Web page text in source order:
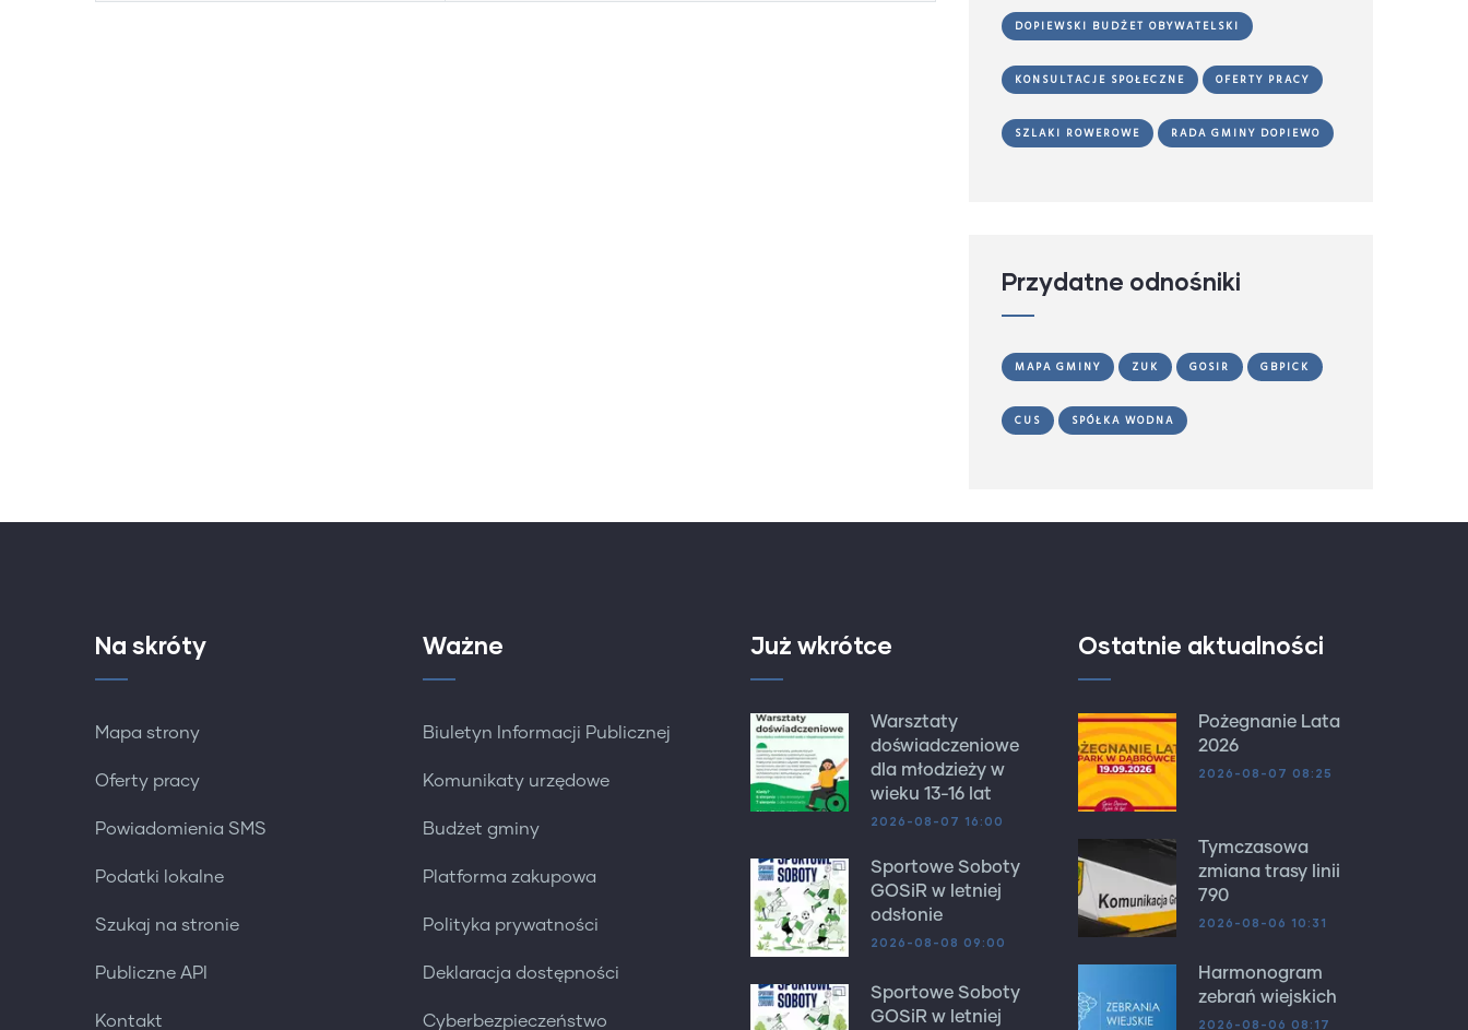
DOPIEWSKI BUDŻET OBYWATELSKI
KONSULTACJE SPOŁECZNE OFERTY PRACY
SZLAKI ROWEROWE RADA GMINY DOPIEWO
Przydatne odnośniki
MAPA GMINY ZUK GOSIR GBPICK
CUS SPÓŁKA WODNA
Na skróty
Mapa strony
Oferty pracy
Powiadomienia SMS
Podatki lokalne
Szukaj na stronie
Publiczne API
Kontakt
Ważne
Biuletyn Informacji Publicznej
Komunikaty urzędowe
Budżet gminy
Platforma zakupowa
Polityka prywatności
Deklaracja dostępności
Cyberbezpieczeństwo
Już wkrótce
Warsztaty
doświadczeniowe
dla młodzieży w
wieku 13-16 lat
2026-08-07 16:00
Sportowe Soboty
GOSiR w letniej
odsłonie
2026-08-08 09:00
Sportowe Soboty
GOSiR w letniej
Ostatnie aktualności
Pożegnanie Lata
2026
2026-08-07 08:25
Tymczasowa
zmiana trasy linii
790
2026-08-06 10:31
Harmonogram
zebrań wiejskich
2026-08-06 08:17